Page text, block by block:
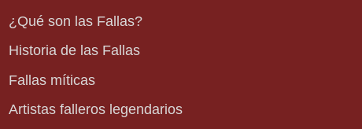
¿Qué son las Fallas?
Historia de las Fallas
Fallas míticas
Artistas falleros legendarios